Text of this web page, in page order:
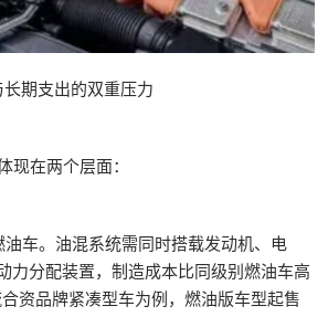
期支出的双重压力
现在两个层面：
车。油混系统需同时搭载发动机、电
力分配装置，制造成本比同级别燃油车高
资品牌紧凑型车为例，燃油版车型起售